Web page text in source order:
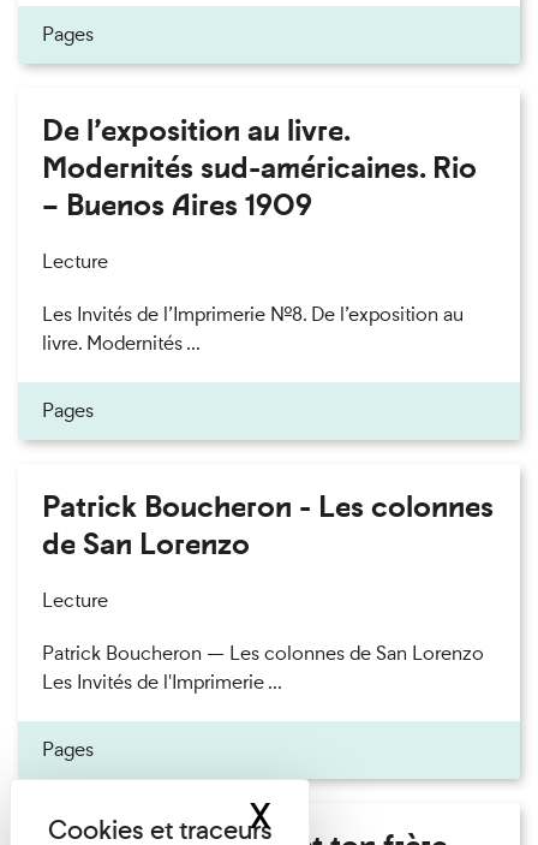
Pages
De l’exposition au livre.
Modernités sud-américaines. Rio
– Buenos Aires 1909
Lecture
Les Invités de l’Imprimerie n°8. De l’exposition au
livre. Modernités ...
Pages
Patrick Boucheron - Les colonnes
de San Lorenzo
Lecture
Patrick Boucheron — Les colonnes de San Lorenzo
Les Invités de l'Imprimerie ...
Pages
XMasquer le